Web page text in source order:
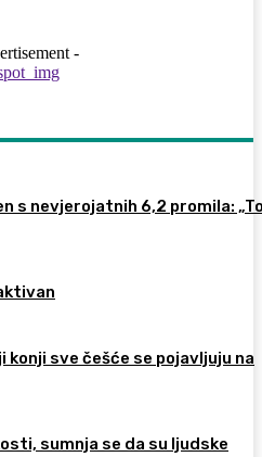
-
s nevjerojatnih 6,2 promila:
konji sve češće se pojavljuju na
sumnja se da su ljudske